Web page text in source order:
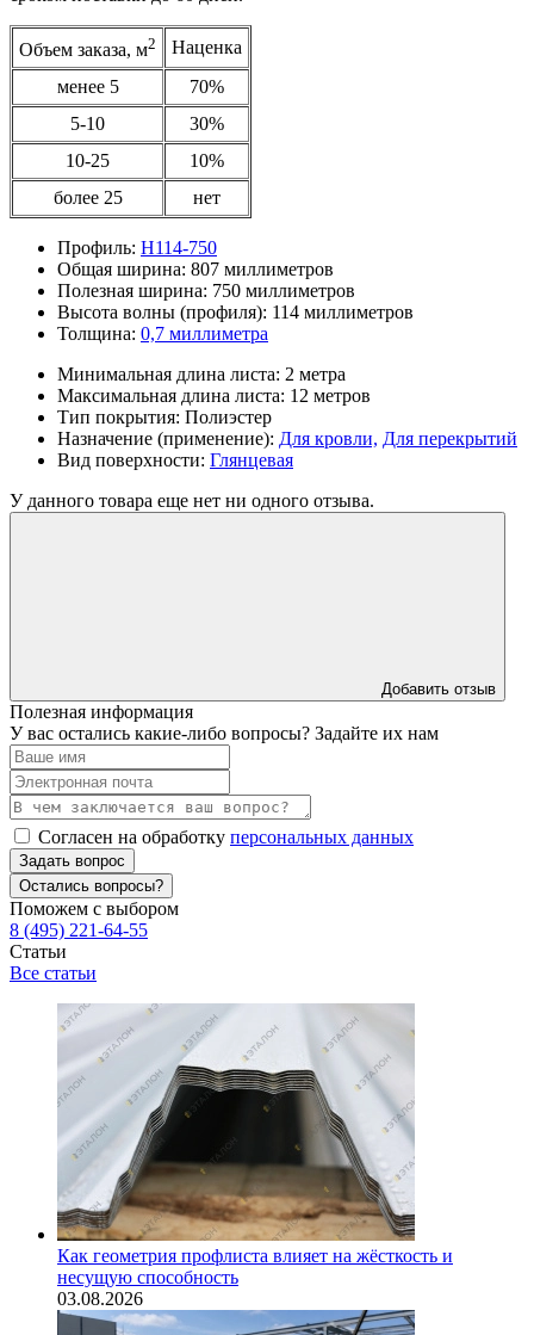
Объем заказа, м2
Наценка
менее 5
70%
5-10
30%
10-25
10%
более 25
нет
Профиль: Н114-750
Общая ширина: 807 миллиметров
Полезная ширина: 750 миллиметров
Высота волны (профиля): 114 миллиметров
Толщина: 0,7 миллиметра
Минимальная длина листа: 2 метра
Максимальная длина листа: 12 метров
Тип покрытия: Полиэстер
Назначение (применение): Для кровли, Для перекрытий
Вид поверхности: Глянцевая
У данного товара еще нет ни одного отзыва.
Добавить отзыв
Полезная информация
У вас остались какие-либо вопросы? Задайте их нам
Согласен на обработку персональных данных
Задать вопрос
Остались вопросы?
Поможем с выбором
8 (495) 221-64-55
Статьи
Все статьи
Как геометрия профлиста влияет на жёсткость и
несущую способность
03.08.2026